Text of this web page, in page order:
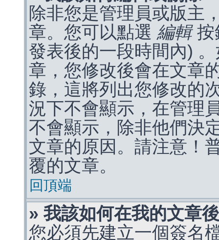
除非您是管理員或版主
章。您可以點選 編輯按
發表後的一段時間內)
章，您修改後會在文章
錄，這將列出您修改的
況下不會顯示，在管理
不會顯示，除非他們決
文章的原因。請注意！
覆的文章。
回頂端
» 我該如何在我的文章
您必須先建立一個簽名